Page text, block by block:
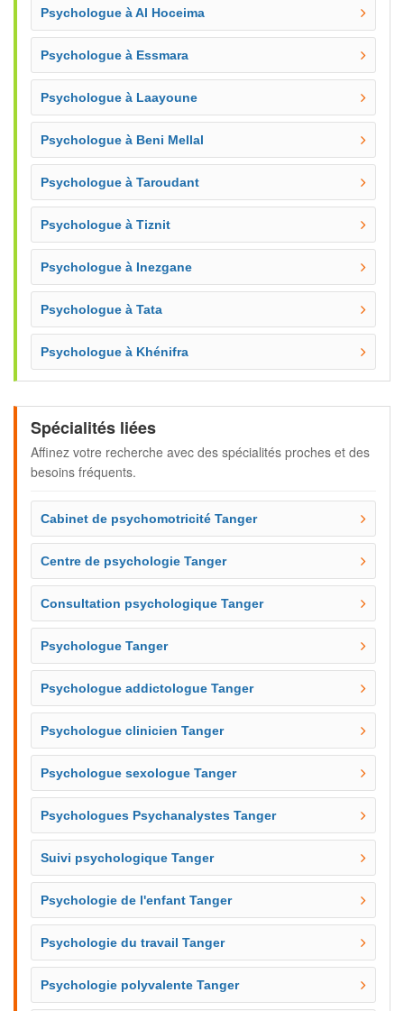
Psychologue à Al Hoceima
Psychologue à Essmara
Psychologue à Laayoune
Psychologue à Beni Mellal
Psychologue à Taroudant
Psychologue à Tiznit
Psychologue à Inezgane
Psychologue à Tata
Psychologue à Khénifra
Spécialités liées
Affinez votre recherche avec des spécialités proches et des
besoins fréquents.
Cabinet de psychomotricité Tanger
Centre de psychologie Tanger
Consultation psychologique Tanger
Psychologue Tanger
Psychologue addictologue Tanger
Psychologue clinicien Tanger
Psychologue sexologue Tanger
Psychologues Psychanalystes Tanger
Suivi psychologique Tanger
Psychologie de l'enfant Tanger
Psychologie du travail Tanger
Psychologie polyvalente Tanger